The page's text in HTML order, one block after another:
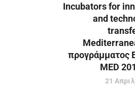
Incubators for
and
προγράμματος
MED
21